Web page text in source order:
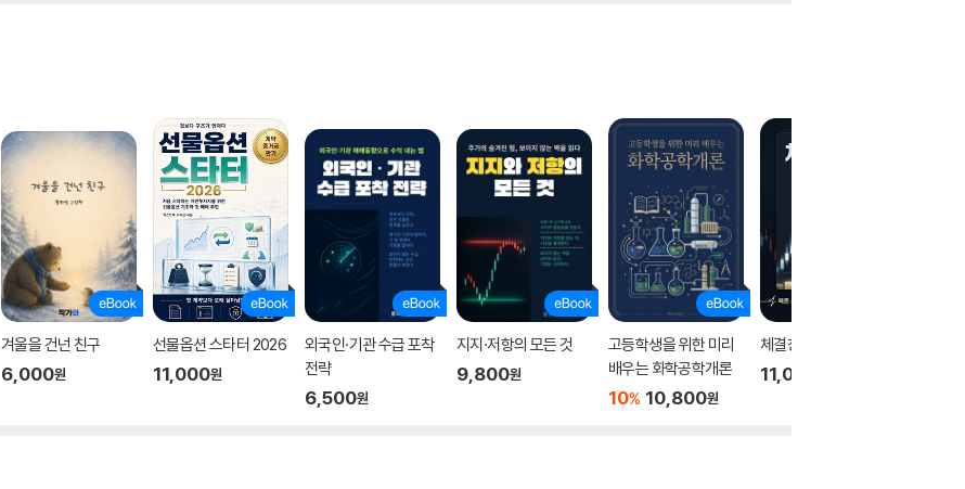
겨울을 건넌 친구
6,000원
선물옵션 스타터 2026
11,000원
외국인·기관 수급 포착
전략
6,500원
지지·저항의 모든 것
9,800원
고등학생을 위한 미리
배우는 화학공학개론
10% 10,800원
체결창만 보는 단타
11,000